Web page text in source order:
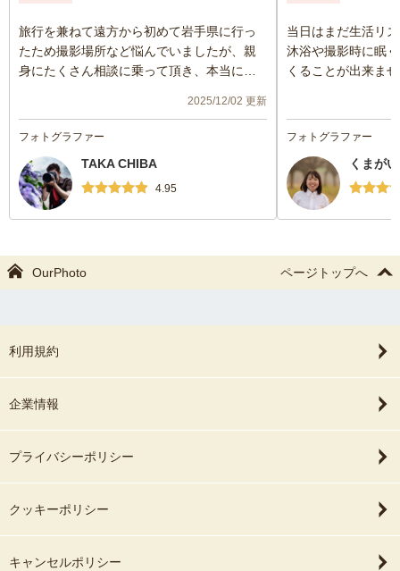
旅行を兼ねて遠方から初めて岩手県に行っ
たため撮影場所など悩んでいましたが、親
身にたくさん相談に乗って頂き、本当に助
ーズの提案などもして頂き、すごく楽しん
で撮影に臨むことが出来ました。初めての
ん撮って頂いて、心より感謝です！旅行の
素敵な思い出になりました！
2025/12/02 更新
フォトグラファー
TAKA CHIBA
4.95
当日はまだ生活リ
沐浴や撮影時に眠
くることが出来ま
すよ〜」と優しく
ばかりで本当に感
セルフとの違いを
ございました🙇🏻‍♀️✨
フォトグラファー
くまが
OurPhoto ページトップへ
利用規約
企業情報
プライバシーポリシー
クッキーポリシー
キャンセルポリシー